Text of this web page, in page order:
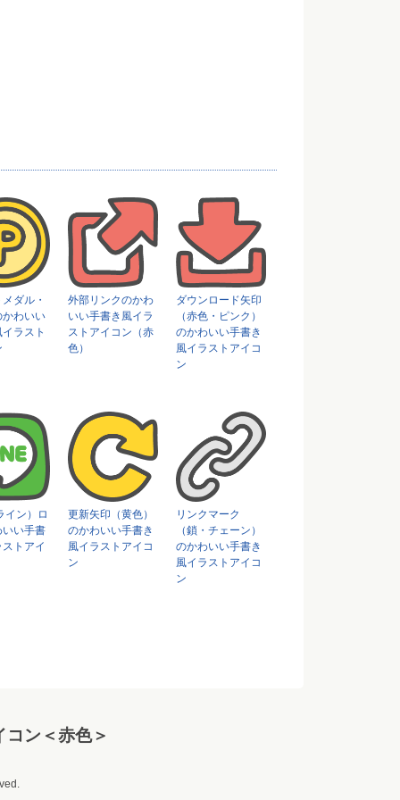
ダル・
かわいい
ラスト
外部リンクのかわ
いい手書き風イラ
ストアイコン（赤
色）
ダウンロード矢印
（赤色・ピンク）
のかわいい手書き
風イラストアイコ
ン
イン）ロ
いい手書
ストアイ
更新矢印（黄色）
のかわいい手書き
風イラストアイコ
ン
リンクマーク
（鎖・チェーン）
のかわいい手書き
風イラストアイコ
ン
ン＜赤色＞